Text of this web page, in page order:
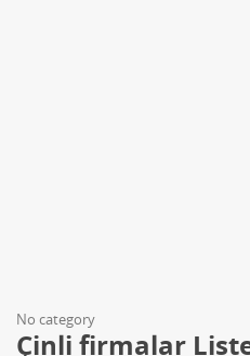
No category
Çinli firmalar